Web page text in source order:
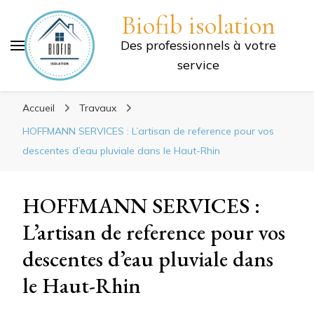
Biofib isolation
Des professionnels à votre
service
Accueil
Travaux
HOFFMANN SERVICES : L’artisan de reference pour vos
descentes d’eau pluviale dans le Haut-Rhin
HOFFMANN SERVICES :
L’artisan de reference pour vos
descentes d’eau pluviale dans
le Haut-Rhin